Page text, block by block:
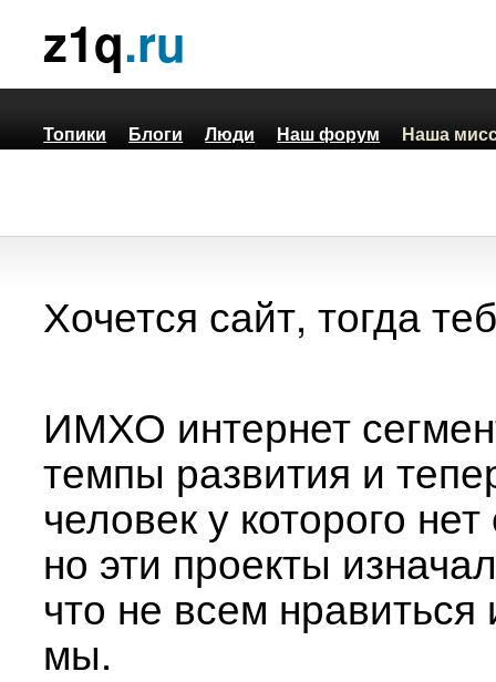
z1q.ru
Топики Блоги Люди Наш форум Наша
Хочется сайт, тогда
ИМХО интернет
темпы развития и
человек у которого
но эти проекты
что не всем
мы.